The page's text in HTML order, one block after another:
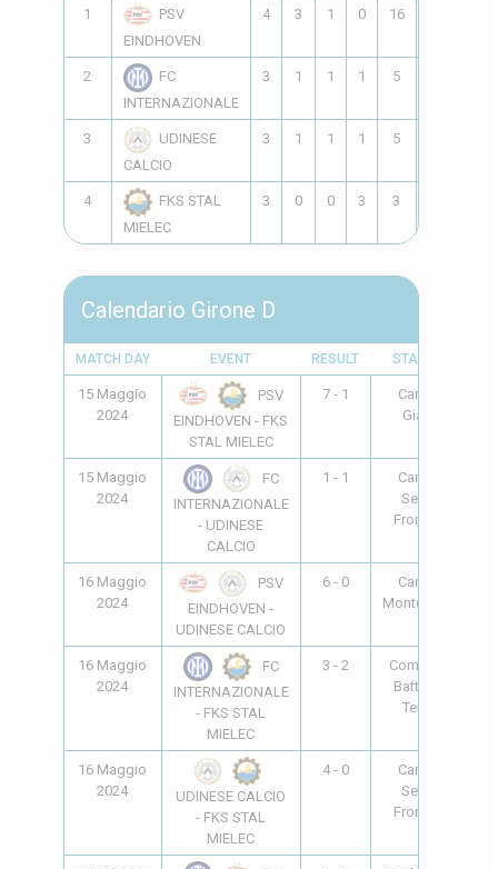
1
PSV
EINDHOVEN
4 3 1 0 16
2
FC
INTERNAZIONALE
3 1 1 1 5
3
UDINESE
CALCIO
3 1 1 1 5
4
FKS STAL
MIELEC
3 0 0 3 3
Calendario Girone D
MATCH DAY EVENT RESULT STADIUM
15 Maggio
2024
PSV
EINDHOVEN - FKS
STAL MIELEC
7 - 1
Campo
Giarre
15 Maggio
2024
FC
INTERNAZIONALE
- UDINESE
CALCIO
1 - 1
Campo
Senza
Frontiere
16 Maggio
2024
PSV
EINDHOVEN -
UDINESE CALCIO
6 - 0
Campo
Monterosso
16 Maggio
2024
FC
INTERNAZIONALE
- FKS STAL
MIELEC
3 - 2
Comunale
Battaglia
Terme
16 Maggio
2024
UDINESE CALCIO
- FKS STAL
MIELEC
4 - 0
Campo
Senza
Frontiere